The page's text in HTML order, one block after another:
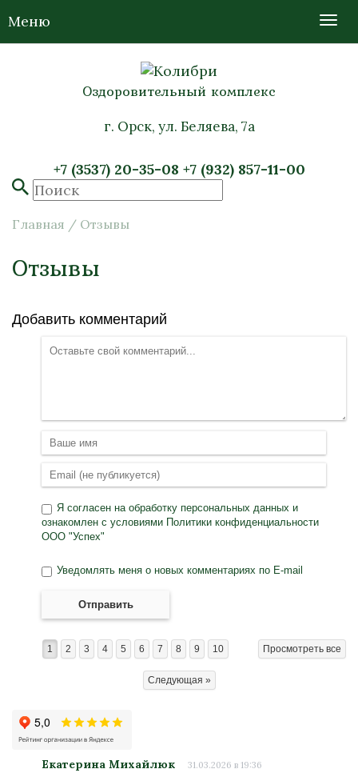
Оздоровительный комплекс
г. Орск, ул. Беляева, 7а
+7 (3537) 20-35-08 +7 (932) 857-11-00
Меню
Главная / Отзывы
Отзывы
Добавить комментарий
Я согласен наобработку персональных данных и
ознакомлен с условиями Политики конфиденциальности
ООО "Успех"
Уведомлять меня о новых комментариях по E-mail
Отправить
Просмотреть все
1 2 3 4 5 6 7 8 9 10
Следующая »
Екатерина Михайлюк 31.03.2026 в 19:36